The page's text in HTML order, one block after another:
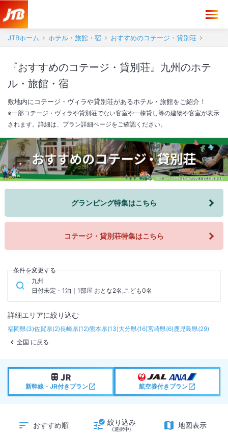
JTBホーム ホテル・旅館・宿 おすすめのコテージ・貸別荘
『おすすめのコテージ・貸別荘』九州のホテ
ル・旅館・宿
敷地内にコテージ・ヴィラや貸別荘があるホテル・旅館をご紹介！
※一部コテージ・ヴィラや貸別荘でない客室や一棟貸し等の建物や客室が表示
されます。詳細は、プラン詳細ページをご確認ください。
コテージ・貸別荘特集はこちら
グランピング特集はこちら
条件を変更する
九州
日付未定 - 1泊｜1部屋 おとな2名,こども0名
詳細エリアに絞り込む
福岡県(3)佐賀県(2)長崎県(12)熊本県(13)大分県(16)宮崎県(6)鹿児島県(29)
全国 に戻る
新幹線・JR付きプラン 航空券付きプラン
おすすめ順 絞り込み
(選択中) 地図表示